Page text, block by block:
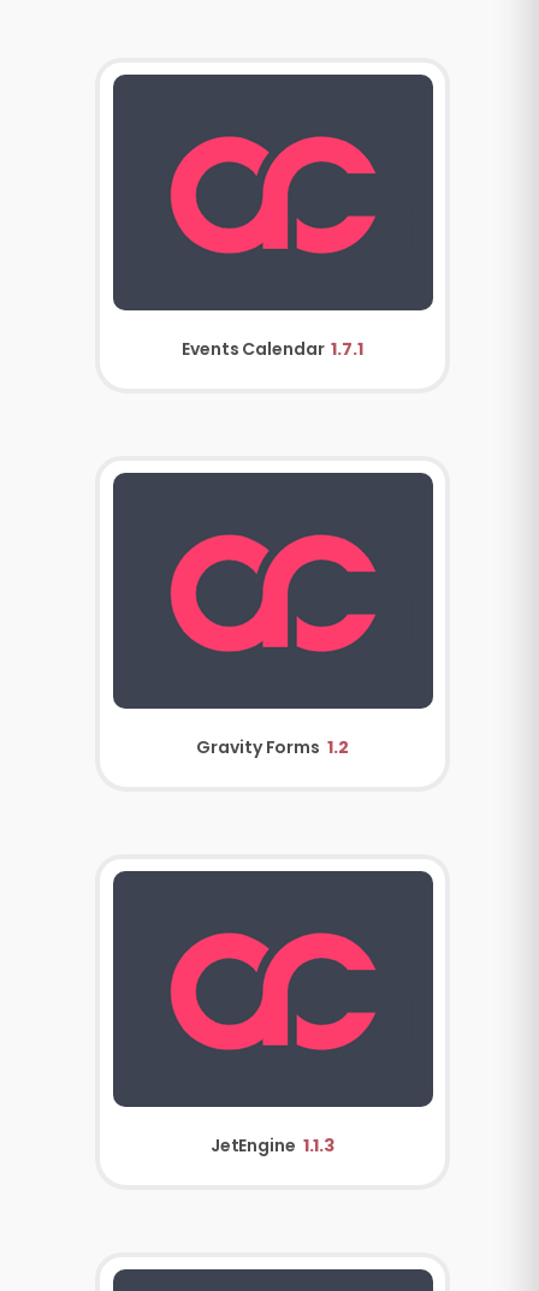
Events Calendar 1.7.1
Gravity Forms 1.2
JetEngine 1.1.3